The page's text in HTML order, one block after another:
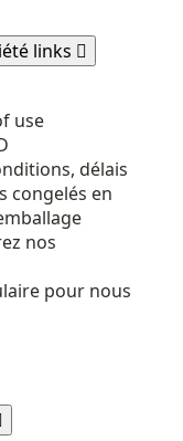
links 
use
délais
congelés en
nos
pour nous